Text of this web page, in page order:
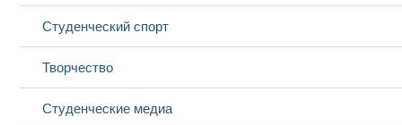
Студенческий спорт
Творчество
Студенческие медиа